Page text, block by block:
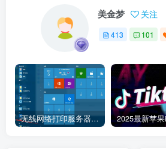
美金梦 关注
413 101
无线网络打印服务器连接和添加打印机教程